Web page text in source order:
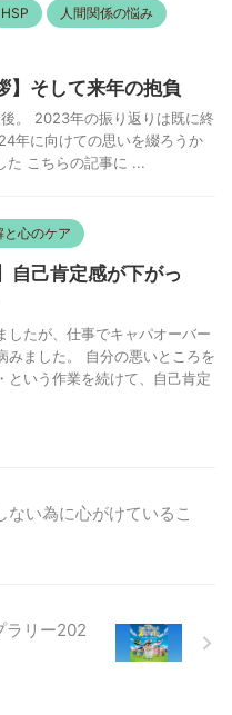
HSP 人間関係の悩み
】そして来年の抱負
。 2023年の振り返りは既に終
年に向けての思いを綴ろうか
こちらの記事に ...
と心のケア
自己肯定感が下がっ
したが、仕事でキャパオーバー
みました。 自分の悪いところを
という作業を続けて、自己肯定
ない為に心がけているこ
ラリー202